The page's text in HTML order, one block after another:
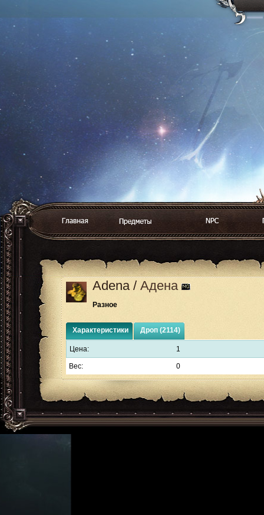
Adena/ Адена
Разное
Характеристики Дроп (2114)
Цена: 1
Вес: 0